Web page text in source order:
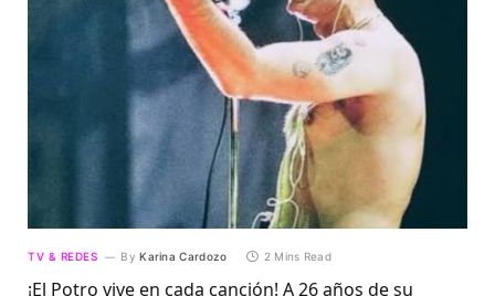
TV & REDES By Karina Cardozo 2 Mins Read
¡El Potro vive en cada canción! A 26 años de su